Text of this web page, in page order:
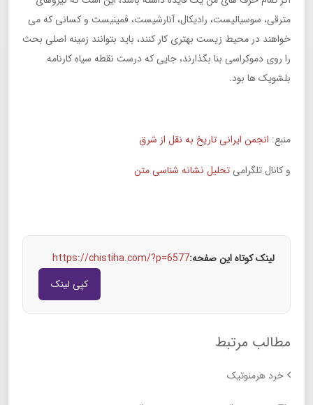
مترقی، سوسیالیست، رادیکال، آنارشیست، فمینیست و کسانی که می
خواهند در محیط زیست بهتری کار کنند، باید بتوانند زمینه اصلی بحث
را روی دموکراسی بنا بگذارند، جایی که درست نقطه سیاه کارنامه
بلشویک ها بود.
منبع: انجمن ایرانی تاریخ به نقل از شرق
و کانال تلگرامیتحلیل نشانه شناسی متن
لینک کوتاه این صفحه:https://chistiha.com/?p=6577
کپی لینک
مطالب مرتبط
خرد هرمنوتیک